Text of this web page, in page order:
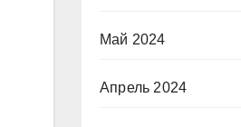
Май 2024
Апрель 2024